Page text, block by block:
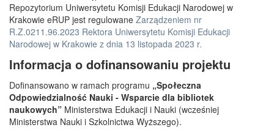
Repozytorium Uniwersytetu Komisji Edukacji Narodowej w
Krakowie eRUP jest regulowane Zarządzeniem nr
R.Z.0211.96.2023 Rektora Uniwersytetu Komisji Edukacji
Narodowej w Krakowie z dnia 13 listopada 2023 r.
Informacja o dofinansowaniu projektu
Dofinansowano w ramach programu „Społeczna
Odpowiedzialność Nauki - Wsparcie dla bibliotek
naukowych” Ministerstwa Edukacji i Nauki (wcześniej
Ministerstwa Nauki i Szkolnictwa Wyższego).